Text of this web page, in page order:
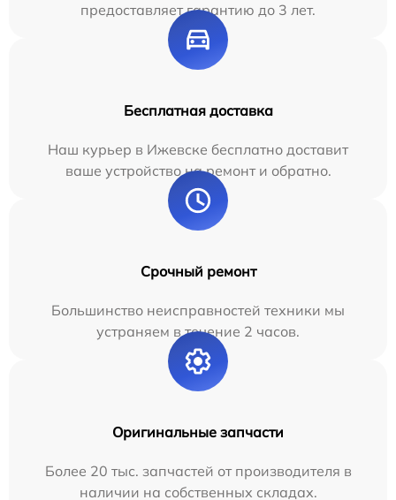
предоставляет гарантию до 3 лет.
Бесплатная доставка
Наш курьер в Ижевске бесплатно доставит
ваше устройство на ремонт и обратно.
Срочный ремонт
Большинство неисправностей техники мы
устраняем в течение 2 часов.
Оригинальные запчасти
Более 20 тыс. запчастей от производителя в
наличии на собственных складах.